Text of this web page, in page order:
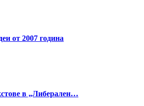
от 2007 година
в „Либерален…